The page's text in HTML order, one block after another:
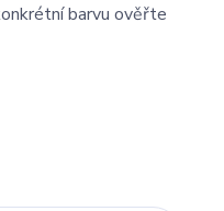
barvu ověřte